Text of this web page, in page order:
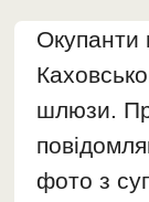
Окупанти
шлюзи.
фото з